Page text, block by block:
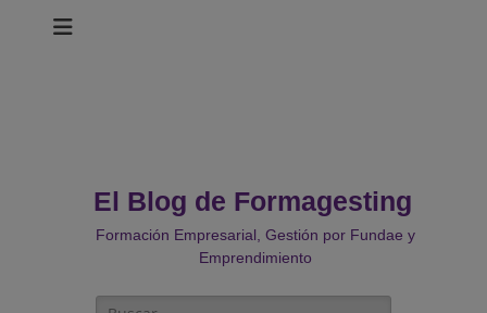
El Blog de Formagesting
Formación Empresarial, Gestión por Fundae y
Emprendimiento
Buscar: